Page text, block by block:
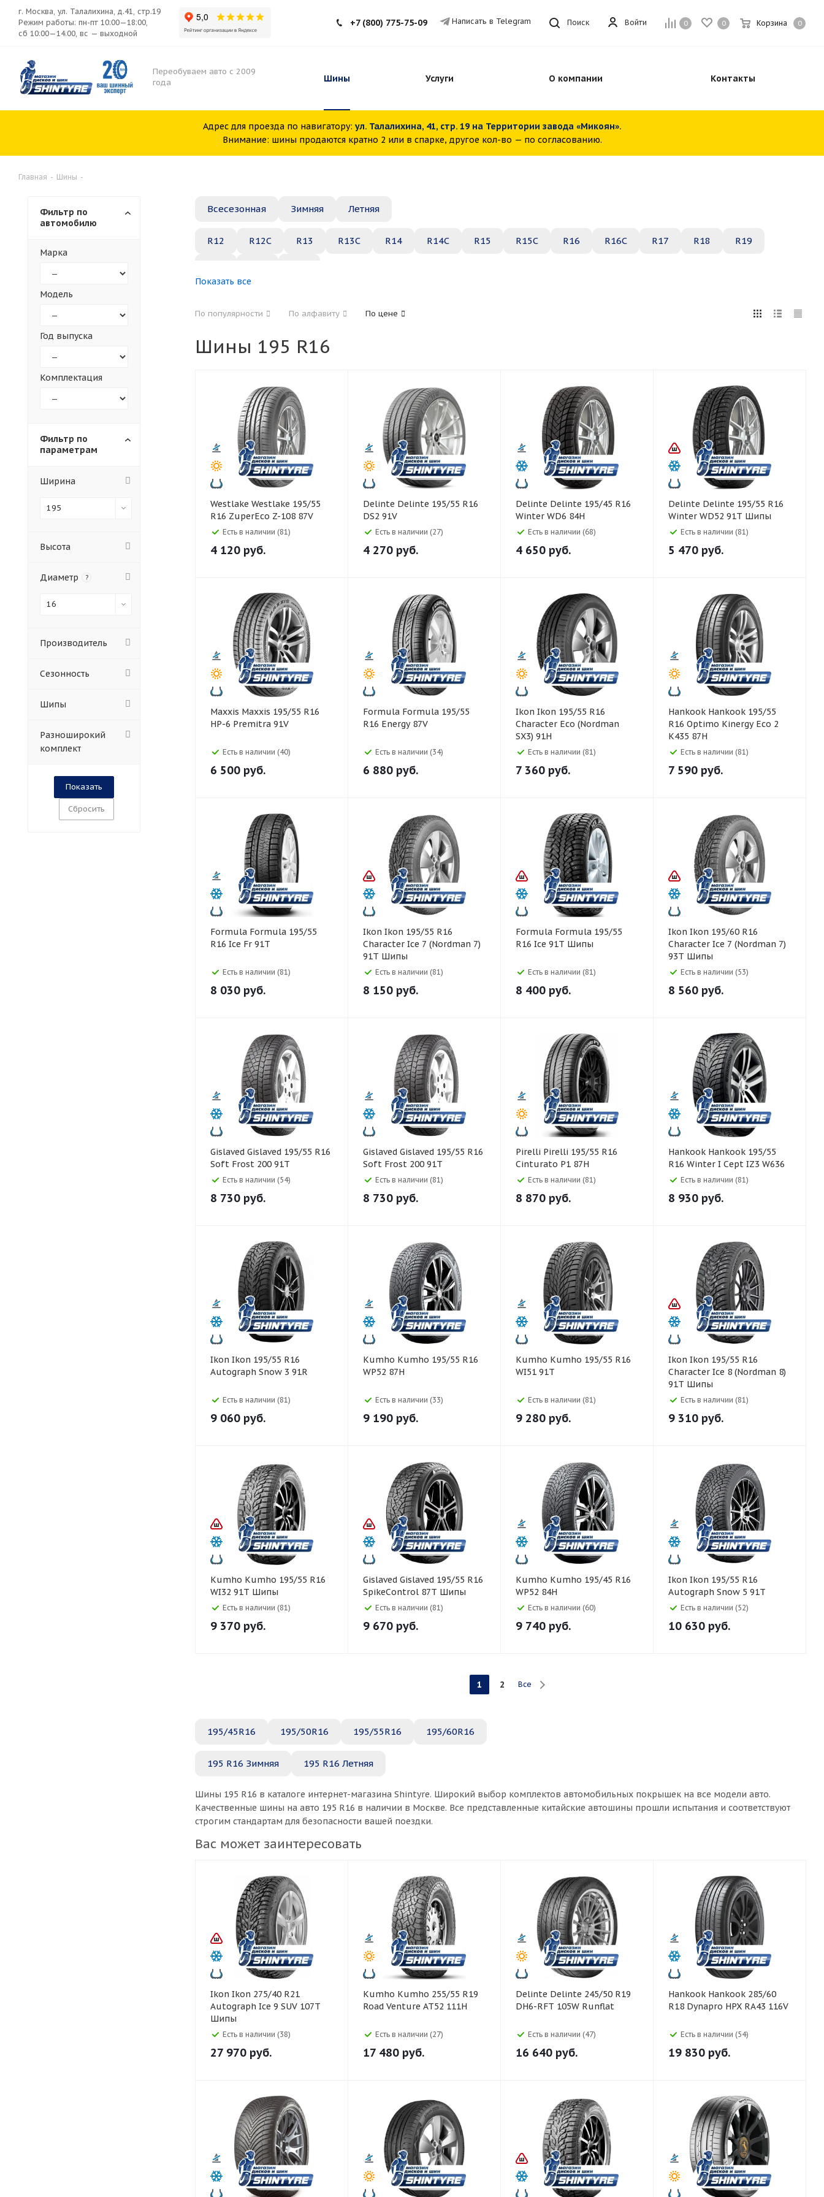
0 0 Корзина 0
Войти
г. Москва, ул. Талалихина, д.41, стр.19
Режим работы: пн-пт 10:00—18:00,
сб 10:00—14:00, вс — выходной
Поиск
+7 (800) 775-75-09 Написать в Telegram
Переобуваем авто с 2009
года
Шины Услуги О компании Контакты
Адрес для проезда по навигатору: ул. Талалихина, 41, стр. 19 на Территории завода «Микоян».
Внимание: шины продаются кратно 2 или в спарке, другое кол-во — по согласованию.
Главная - Шины -
Всесезонная Зимняя Летняя
R12 R12C R13 R13C R14 R14C R15 R15C R16 R16C R17 R18 R19
30 35 40 45
Показать все
По популярности По алфавиту По цене
Шины 195 R16
Westlake Westlake 195/55
R16 ZuperEco Z-108 87V
Есть в наличии (81)
4 120 руб.
Delinte Delinte 195/55 R16
DS2 91V
Есть в наличии (27)
4 270 руб.
Delinte Delinte 195/45 R16
Winter WD6 84H
Есть в наличии (68)
4 650 руб.
Delinte Delinte 195/55 R16
Winter WD52 91T Шипы
Есть в наличии (81)
5 470 руб.
Maxxis Maxxis 195/55 R16
HP-6 Premitra 91V
Есть в наличии (40)
6 500 руб.
Formula Formula 195/55
R16 Energy 87V
Есть в наличии (34)
6 880 руб.
Ikon Ikon 195/55 R16
Character Eco (Nordman
SX3) 91H
Есть в наличии (81)
7 360 руб.
Hankook Hankook 195/55
R16 Optimo Kinergy Eco 2
K435 87H
Есть в наличии (81)
7 590 руб.
Formula Formula 195/55
R16 Ice Fr 91T
Есть в наличии (81)
8 030 руб.
Ikon Ikon 195/55 R16
Character Ice 7 (Nordman 7)
91T Шипы
Есть в наличии (81)
8 150 руб.
Formula Formula 195/55
R16 Ice 91T Шипы
Есть в наличии (81)
8 400 руб.
Ikon Ikon 195/60 R16
Character Ice 7 (Nordman 7)
93T Шипы
Есть в наличии (53)
8 560 руб.
Gislaved Gislaved 195/55 R16
Soft Frost 200 91T
Есть в наличии (54)
8 730 руб.
Gislaved Gislaved 195/55 R16
Soft Frost 200 91T
Есть в наличии (81)
8 730 руб.
Pirelli Pirelli 195/55 R16
Cinturato P1 87H
Есть в наличии (81)
8 870 руб.
Hankook Hankook 195/55
R16 Winter I Cept IZ3 W636
91HЕсть в наличии (81)
8 930 руб.
Ikon Ikon 195/55 R16
Autograph Snow 3 91R
Есть в наличии (81)
9 060 руб.
Kumho Kumho 195/55 R16
WP52 87H
Есть в наличии (33)
9 190 руб.
Kumho Kumho 195/55 R16
WI51 91T
Есть в наличии (81)
9 280 руб.
Ikon Ikon 195/55 R16
Character Ice 8 (Nordman 8)
91T Шипы
Есть в наличии (81)
9 310 руб.
Kumho Kumho 195/55 R16
WI32 91T Шипы
Есть в наличии (81)
9 370 руб.
Gislaved Gislaved 195/55 R16
SpikeControl 87T Шипы
Есть в наличии (81)
9 670 руб.
Kumho Kumho 195/45 R16
WP52 84H
Есть в наличии (60)
9 740 руб.
Ikon Ikon 195/55 R16
Autograph Snow 5 91T
Есть в наличии (52)
10 630 руб.
1 2 Все
195/45R16 195/50R16 195/55R16 195/60R16
195 R16 Зимняя 195 R16 Летняя
Шины 195 R16 в каталоге интернет-магазина Shintyre. Широкий выбор комплектов автомобильных покрышек на все модели авто.
Качественные шины на авто 195 R16 в наличии в Москве. Все представленные китайские автошины прошли испытания и соответствуют
строгим стандартам для безопасности вашей поездки.
Вас может заинтересовать
Ikon Ikon 275/40 R21
Autograph Ice 9 SUV 107T
Шипы
Есть в наличии (38)
27 970 руб.
Kumho Kumho 255/55 R19
Road Venture AT52 111H
Есть в наличии (27)
17 480 руб.
Delinte Delinte 245/50 R19
DH6-RFT 105W Runflat
Есть в наличии (47)
16 640 руб.
Hankook Hankook 285/60
R18 Dynapro HPX RA43 116V
Есть в наличии (54)
19 830 руб.
Фильтр по
автомобилю
Марка
Модель
Год выпуска
Комплектация
Фильтр по
параметрам
Ширина
195
Высота
Диаметр ?
16
Производитель
Сезонность
Шипы
Разноширокий
комплект
Сбросить